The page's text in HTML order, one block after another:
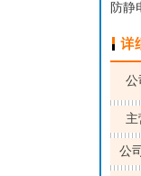
防静
公
主
公